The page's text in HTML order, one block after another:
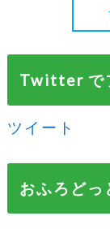
Twitter で
ツイート
おふろど